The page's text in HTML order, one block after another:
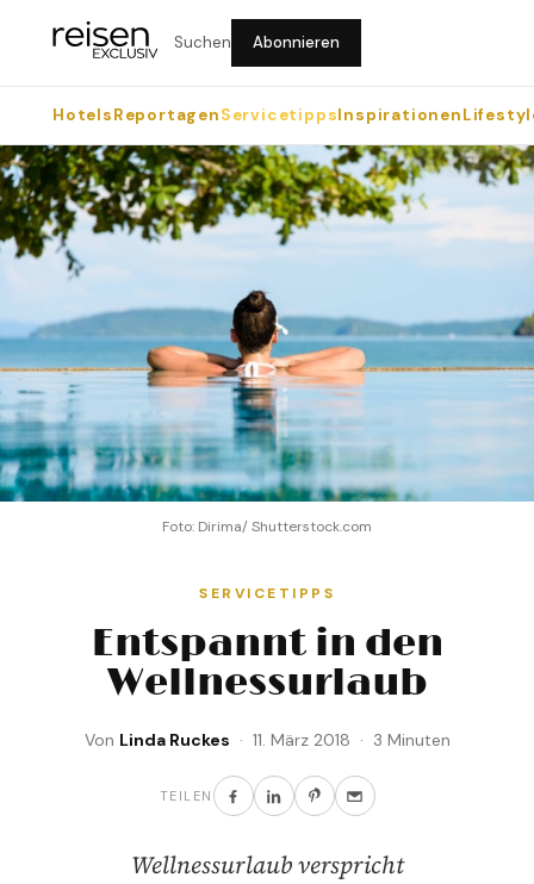
Suchen Abonnieren
HotelsReportagenServicetippsInspirationen
Foto: Dirima/ Shutterstock.com
SERVICETIPPS
Entspannt in den
Wellnessurlaub
Von Linda Ruckes · 11. März 2018 · 3 Minuten
TEILEN
Wellnessurlaub verspricht